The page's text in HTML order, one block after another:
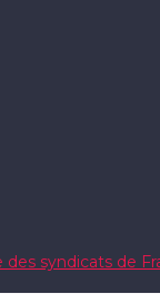
syndicats de